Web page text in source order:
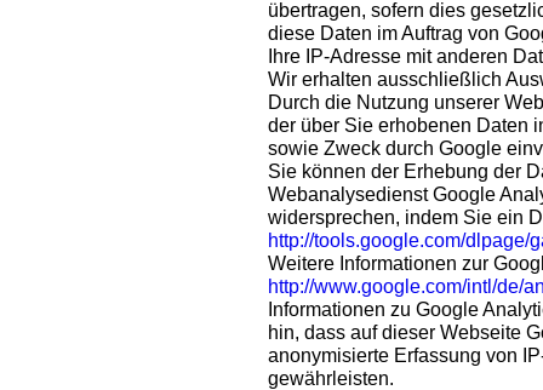
übertragen, sofern dies
diese Daten im Auftrag von
Ihre IP-Adresse mit anderen
Wir erhalten ausschließlich
Durch die Nutzung unserer
der über Sie erhobenen Daten
sowie Zweck durch Google
Sie können der Erhebung der
Webanalysedienst Google
widersprechen, indem Sie ein
http://tools.google.com/dlpage/
Weitere Informationen zur
http://www.google.com/intl/de/
Informationen zu Google
hin, dass auf dieser Webseite
anonymisierte Erfassung von
gewährleisten.